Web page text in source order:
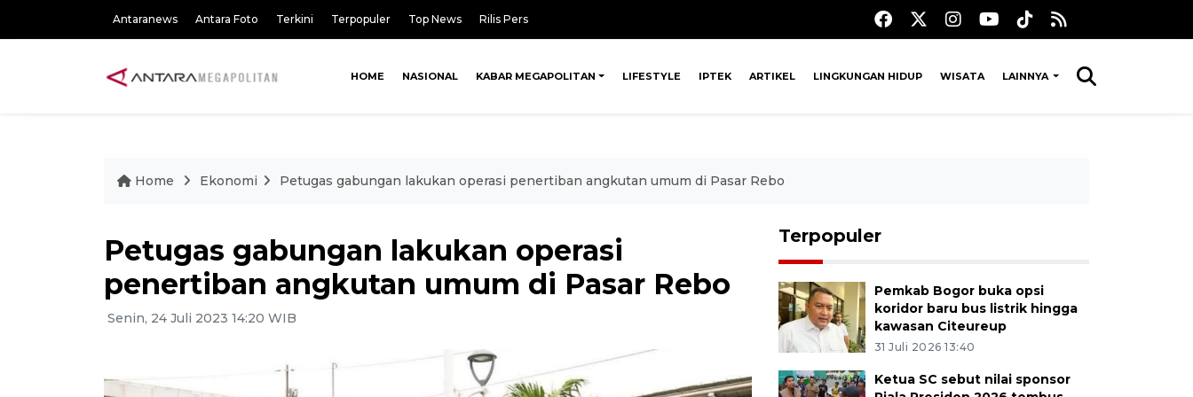
Antaranews Antara Foto Terkini Terpopuler Top News Rilis Pers
HOME NASIONAL KABAR MEGAPOLITAN LIFESTYLE IPTEK ARTIKEL LINGKUNGAN HIDUP WISATA LAINNYA
Home Ekonomi Petugas gabungan lakukan operasi penertiban angkutan umum di Pasar Rebo
Petugas gabungan lakukan operasi
penertiban angkutan umum di Pasar Rebo
Senin, 24 Juli 2023 14:20 WIB
Terpopuler
Pemkab Bogor buka opsi
koridor baru bus listrik hingga
kawasan Citeureup
31 Juli 2026 13:40
Ketua SC sebut nilai sponsor